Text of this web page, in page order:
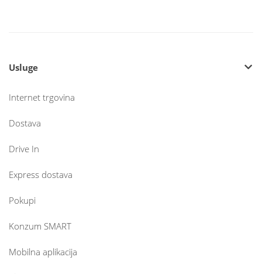
Usluge
Internet trgovina
Dostava
Drive In
Express dostava
Pokupi
Konzum SMART
Mobilna aplikacija